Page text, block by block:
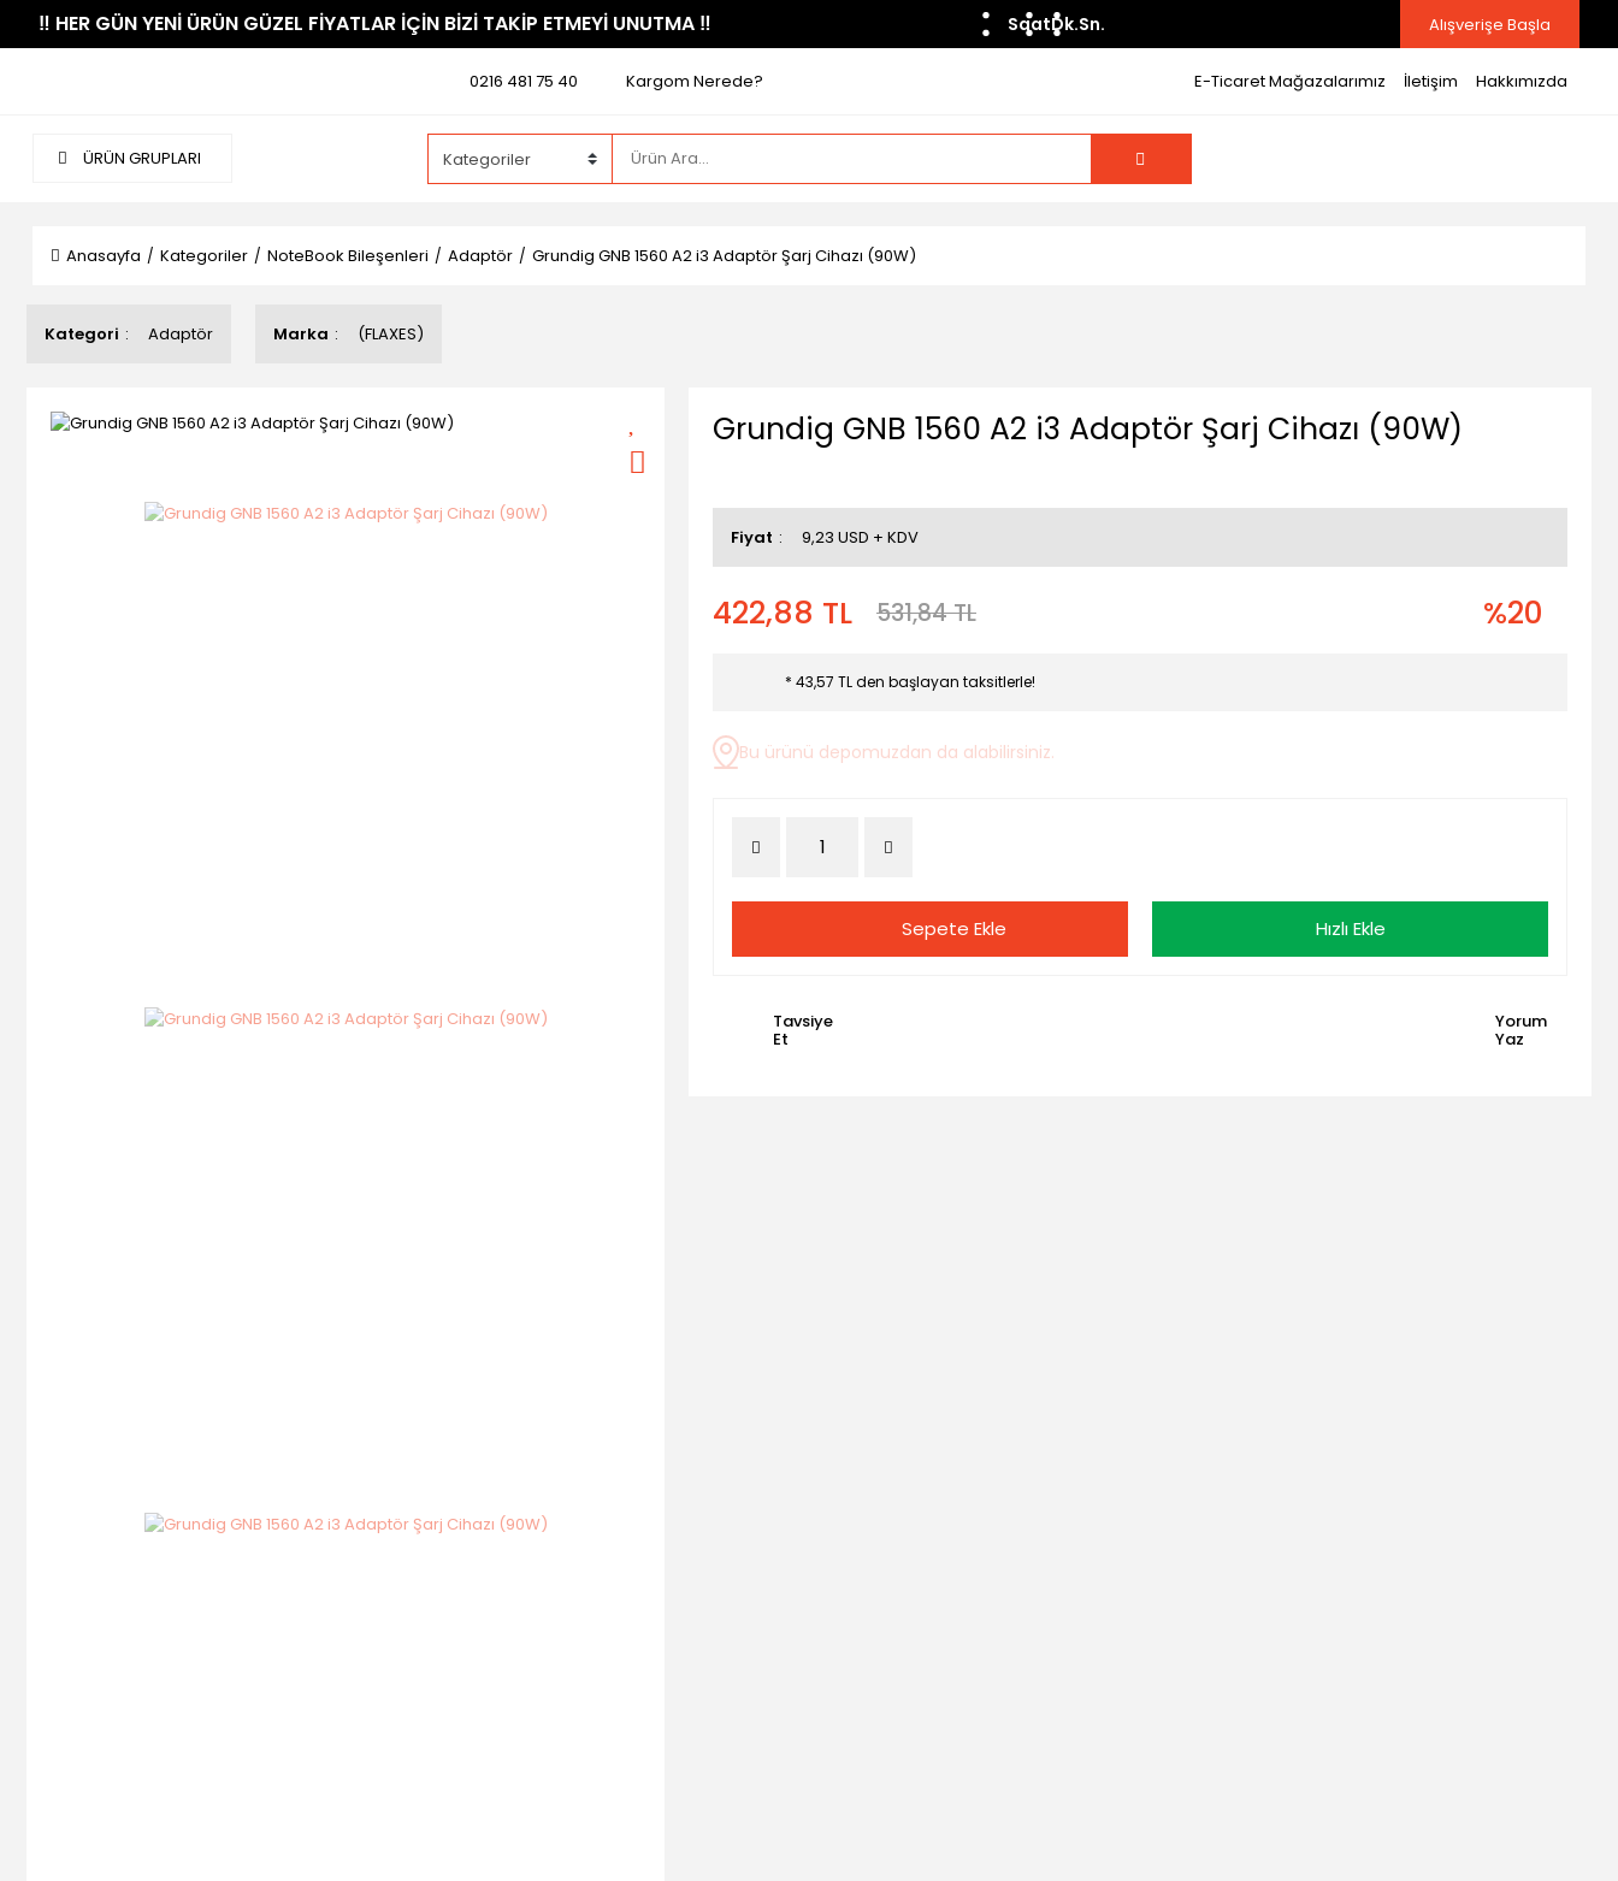
​‼️​ HER GÜN YENİ ÜRÜN GÜZEL FİYATLAR İÇİN BİZİ TAKİP ETMEYİ UNUTMA ​‼️​ SaatDk.Sn. Alışverişe Başla
0216 481 75 40 Kargom Nerede? E-Ticaret Mağazalarımız İletişim Hakkımızda
ÜRÜN GRUPLARI
Anasayfa Kategoriler NoteBook Bileşenleri Adaptör Grundig GNB 1560 A2 i3 Adaptör Şarj Cihazı (90W)
Kategori Adaptör Marka (FLAXES)
Grundig GNB 1560 A2 i3 Adaptör Şarj Cihazı (90W)
Fiyat 9,23 USD + KDV
422,88 TL 531,84 TL %20
* 43,57 TL den başlayan taksitlerle!
Bu ürünü depomuzdan da alabilirsiniz.
Sepete Ekle Hızlı Ekle
Tavsiye
Et
Yorum
Yaz